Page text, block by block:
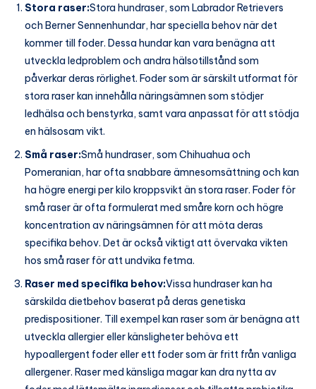
Stora raser:Stora hundraser, som Labrador Retrievers
och Berner Sennenhundar, har speciella behov när det
kommer till foder. Dessa hundar kan vara benägna att
utveckla ledproblem och andra hälsotillstånd som
påverkar deras rörlighet. Foder som är särskilt utformat för
stora raser kan innehålla näringsämnen som stödjer
ledhälsa och benstyrka, samt vara anpassat för att stödja
en hälsosam vikt.
Små raser:Små hundraser, som Chihuahua och
Pomeranian, har ofta snabbare ämnesomsättning och kan
ha högre energi per kilo kroppsvikt än stora raser. Foder för
små raser är ofta formulerat med småre korn och högre
koncentration av näringsämnen för att möta deras
specifika behov. Det är också viktigt att övervaka vikten
hos små raser för att undvika fetma.
Raser med specifika behov:Vissa hundraser kan ha
särskilda dietbehov baserat på deras genetiska
predispositioner. Till exempel kan raser som är benägna att
utveckla allergier eller känsligheter behöva ett
hypoallergent foder eller ett foder som är fritt från vanliga
allergener. Raser med känsliga magar kan dra nytta av